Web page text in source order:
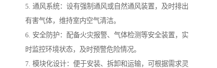
5. 通风系统：设有强制通风或自然通风装置，及时排出
有害气体，维持室内空气清洁。
6. 安全防护：配备火灾报警、气体检测等安全装置，实
时监控环境状态，及时预警危险情况。
7. 模块化设计：便于安装、拆卸和运输，可根据需求灵